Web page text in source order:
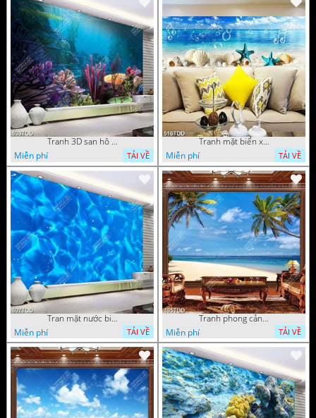
Tranh 3D san hô và đại dương đẹp độc đáo
Miễn phí
TẢI VỀ
Tranh mặt biển xanh psd
Miễn phí
TẢI VỀ
Tran mặt nước biển chất lượng cao
Miễn phí
TẢI VỀ
Tranh phong cảnh hàng dừa trên biển
Miễn phí
TẢI VỀ